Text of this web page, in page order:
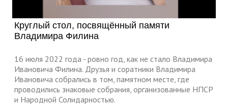
Круглый стол, посвящённый памяти
Владимира Филина
16 июля 2022 года - ровно год, как не стало Владимира
Ивановича Филина. Друзья и соратники Владимира
Ивановича собрались в том, памятном месте, где
проводились знаковые собрания, организованные НПСР
и Народной Солидарностью.